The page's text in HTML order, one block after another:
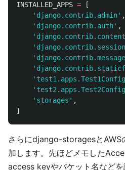
INSTALLED_APPS =
[
' django.contrib.admin' ,
' django.contrib.auth' ,
'
'
'
'
' test1.apps.Test1Config
' test2.apps.Test2Config
' storages ' ,
]
さらにdjango-storagesとAWS
加します。先ほどメモした
access keyやバケット名などを